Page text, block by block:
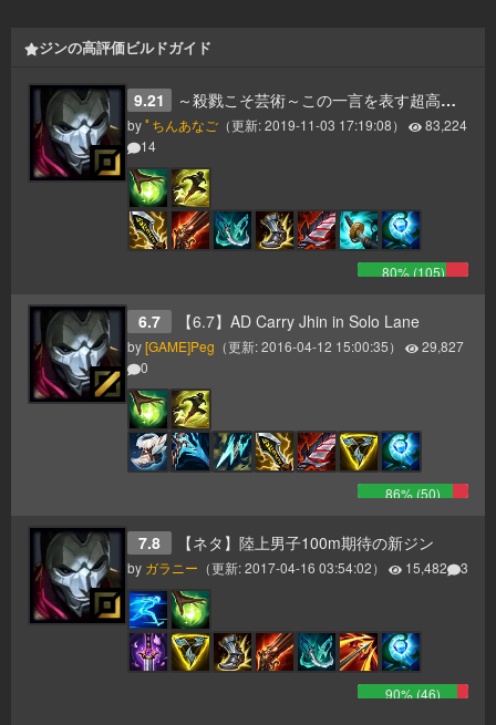
ジンの高評価ビルドガイド
9.21 ～殺戮こそ芸術～この一言を表す超高火力ビルド
byﾟちんあなご （更新:2019-11-03 17:19:08）
83,224
14
80% (105)
6.7 【6.7】AD Carry Jhin in Solo Lane
by[GAME]Peg （更新:2016-04-12 15:00:35）
29,827
0
86% (50)
7.8 【ネタ】陸上男子100m期待の新ジン
by ガラニー （更新:2017-04-16 03:54:02） 15,482 3
90% (46)